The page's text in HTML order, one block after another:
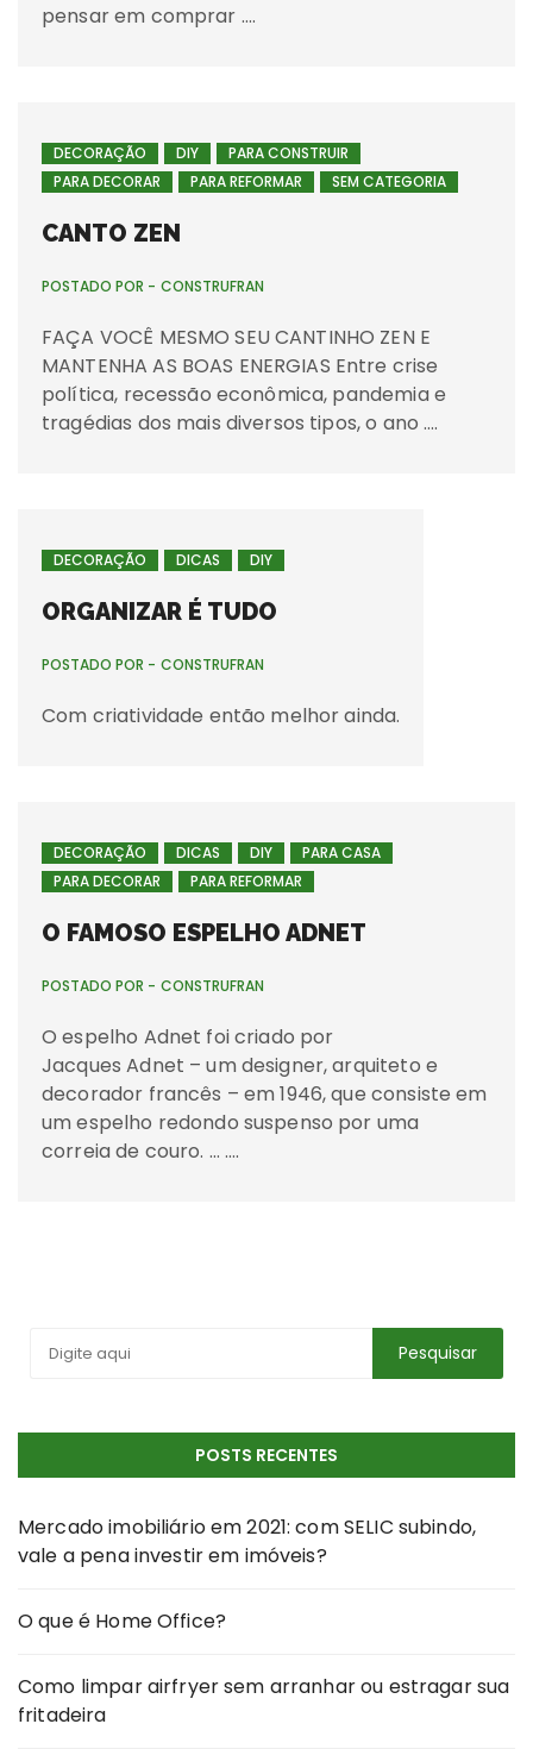
pensar em comprar ….
DECORAÇÃO DIY
PARA CONSTRUIR
PARA DECORAR
PARA REFORMAR SEM CATEGORIA
CANTO ZEN
POSTADO POR - CONSTRUFRAN
FAÇA VOCÊ MESMO SEU CANTINHO ZEN E
MANTENHA AS BOAS ENERGIAS Entre crise
política, recessão econômica, pandemia e
tragédias dos mais diversos tipos, o ano ….
DECORAÇÃO DICAS DIY
ORGANIZAR É TUDO
POSTADO POR - CONSTRUFRAN
Com criatividade então melhor ainda.
DECORAÇÃO DICAS DIY
PARA CASA
PARA DECORAR
PARA REFORMAR
O FAMOSO ESPELHO ADNET
POSTADO POR - CONSTRUFRAN
O espelho Adnet foi criado por
Jacques Adnet – um designer, arquiteto e
decorador francês – em 1946, que consiste em
um espelho redondo suspenso por uma
correia de couro. … ….
POSTS RECENTES
Mercado imobiliário em 2021: com SELIC subindo,
vale a pena investir em imóveis?
O que é Home Office?
Como limpar airfryer sem arranhar ou estragar sua
fritadeira